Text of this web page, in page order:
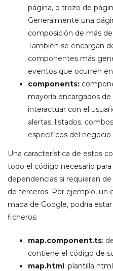
página, o trozo de
Generalmente una
composición de más
También se encargan
componentes más
eventos que ocurren
components:
mayoría encargados
interactuar con el
alertas, listados,
específicos del negocio
Una característica de estos
todo el código necesario
dependencias si requieren
de terceros. Por ejemplo, un
mapa de Google, podría
ficheros:
map.component.ts:
contiene el código de
map.html: plantilla